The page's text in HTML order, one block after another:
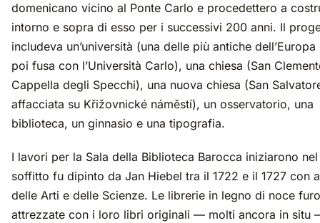
domenicano vicino al Ponte Carlo e procedettero a
intorno e sopra di esso per i successivi 200 anni. Il
includeva un’università (una delle più antiche
poi fusa con l’Università Carlo), una chiesa (San
Cappella degli Specchi), una nuova chiesa (San
affacciata su Křižovnické náměstí), un osservatorio, una
biblioteca, un ginnasio e una tipografia.
I lavori per la Sala della Biblioteca Barocca iniziarono
soffitto fu dipinto da Jan Hiebel tra il 1722 e il 1727 con
delle Arti e delle Scienze. Le librerie in legno di noce
attrezzate con i loro libri originali — molti ancora in situ